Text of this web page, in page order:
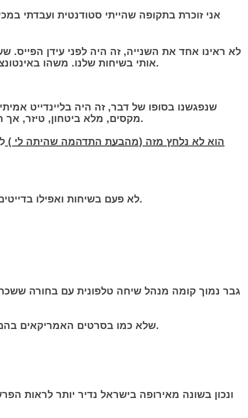
אני זוכרת בתקופה שהייתי סטודנטית ועבדתי
​לא ראינו אחד את השנייה, זה היה לפני עידן הפייס.
אותי בשיחות שלנו. משהו באינטונציה, בגוון הקול, בכימיה שנוצרה איפשר לזה להמשיך. הייתי סקרנית אבל חששתי להתאכזב.
​שנפגשנו בסופו של דבר, זה היה בליינדייט
מקסים, מלא ביטחון, טיזר, אך הוא היה נמוך ממני בכמה סנטימרים. לא ציפיתי לזה וזה הפריע לי מאוד ברגעים הראשונים.
הוא לא נלחץ מזה (מהבעת התדהמה שהיתה לי )
​לא פעם בשיחות ואפילו בדייטים אנחנו מרוכזים במה שאין לנו. (שיער/כסף/גובה/השכלה/יותר מידי משקל/גיל מתאים ועוד).
​גבר נמוך קומה מנהל שיחה טלפונית עם בחורה
​שלא כמו בסרטים האמריקאים בהם הכל ורוד, הסרט מביא גם את הקושי, וההתמודדויות בדרך אינטליגנטית מעוררת מחשבה.
​ונכון בשונה מאירופה בישראל נדיר יותר לראות